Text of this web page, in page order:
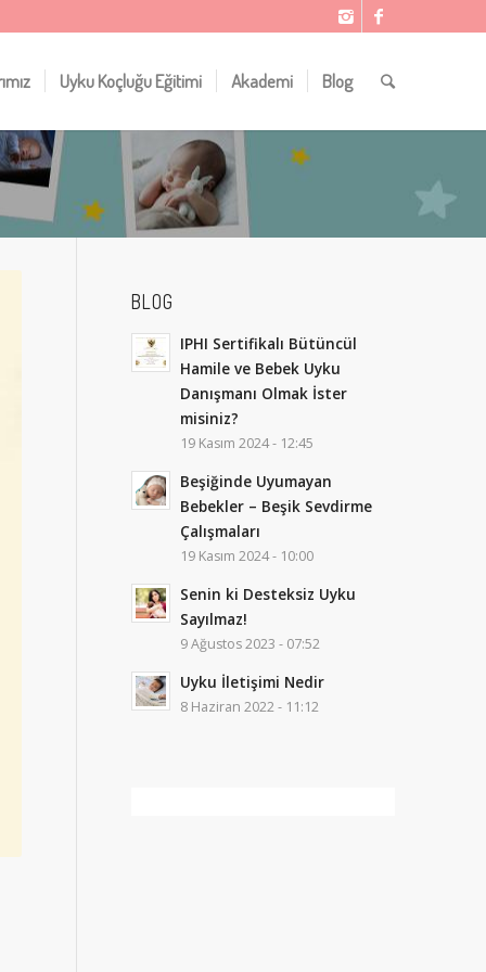
Uyku Koçluğu Eğitimi Akademi Blog
BLOG
IPHI Sertifikalı Bütüncül
Hamile ve Bebek Uyku
Danışmanı Olmak İster
misiniz?
19 Kasım 2024 - 12:45
Beşiğinde Uyumayan
Bebekler – Beşik Sevdirme
Çalışmaları
19 Kasım 2024 - 10:00
Senin ki Desteksiz Uyku
Sayılmaz!
9 Ağustos 2023 - 07:52
Uyku İletişimi Nedir
8 Haziran 2022 - 11:12